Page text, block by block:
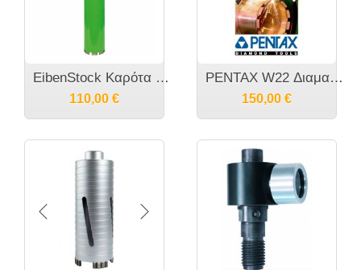
EibenStock Καρότα - Διαμαντοκορώνες για καροτιέρες 450 χιλιοστά μήκος 1 1/4" UNC
110,00 €
PENTAX W22 Διαμαντοκορώνες για καροτιέρες 450 χιλιοστά μήκος 1 1/4" UNC
150,00 €